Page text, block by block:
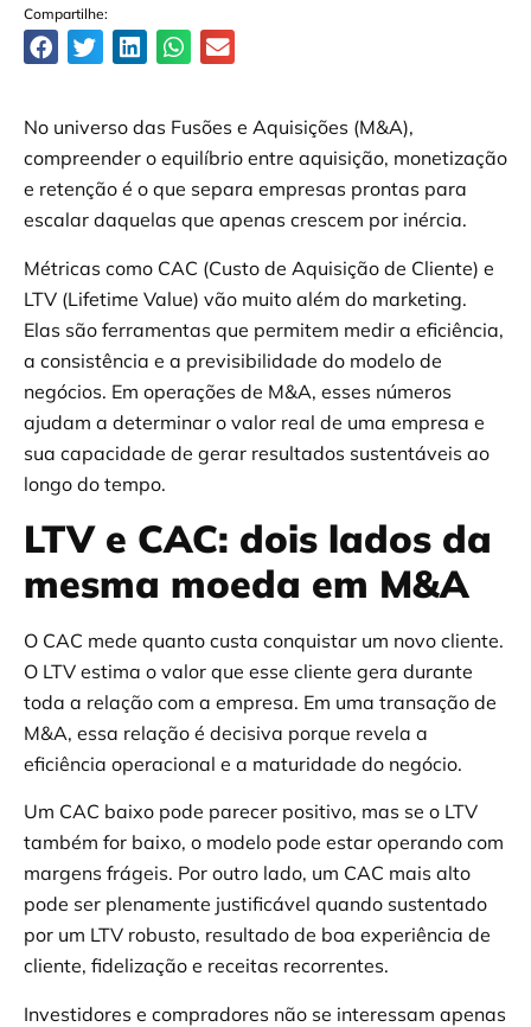
Compartilhe:
No universo das Fusões e Aquisições (M&A),
compreender o equilíbrio entre aquisição, monetização
e retenção é o que separa empresas prontas para
escalar daquelas que apenas crescem por inércia.
Métricas como CAC (Custo de Aquisição de Cliente) e
LTV (Lifetime Value) vão muito além do marketing.
Elas são ferramentas que permitem medir a eficiência,
a consistência e a previsibilidade do modelo de
negócios. Em operações de M&A, esses números
ajudam a determinar o valor real de uma empresa e
sua capacidade de gerar resultados sustentáveis ao
longo do tempo.
LTV e CAC: dois lados da
mesma moeda em M&A
O CAC mede quanto custa conquistar um novo cliente.
O LTV estima o valor que esse cliente gera durante
toda a relação com a empresa. Em uma transação de
M&A, essa relação é decisiva porque revela a
eficiência operacional e a maturidade do negócio.
Um CAC baixo pode parecer positivo, mas se o LTV
também for baixo, o modelo pode estar operando com
margens frágeis. Por outro lado, um CAC mais alto
pode ser plenamente justificável quando sustentado
por um LTV robusto, resultado de boa experiência de
cliente, fidelização e receitas recorrentes.
Investidores e compradores não se interessam apenas